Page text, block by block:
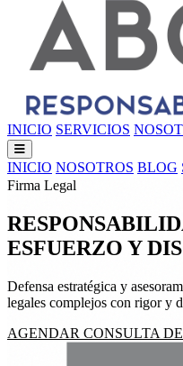
INICIO SERVICIOS
INICIO NOSOTROS BLOG
Firma Legal
ESFUERZO Y
Defensa estratégica y
legales complejos con rigor y
AGENDAR CONSULTA